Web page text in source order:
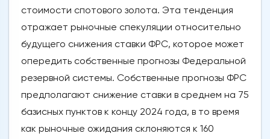
стоимости спотового золота. Эта тенденция
отражает рыночные спекуляции относительно
будущего снижения ставки ФРС, которое может
опередить собственные прогнозы Федеральной
резервной системы. Собственные прогнозы ФРС
предполагают снижение ставки в среднем на 75
базисных пунктов к концу 2024 года, в то время
как рыночные ожидания склоняются к 160